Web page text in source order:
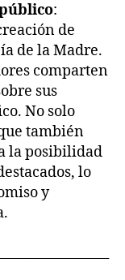
:
de
de la Madre.
comparten
sus
No solo
también
la posibilidad
lo
y